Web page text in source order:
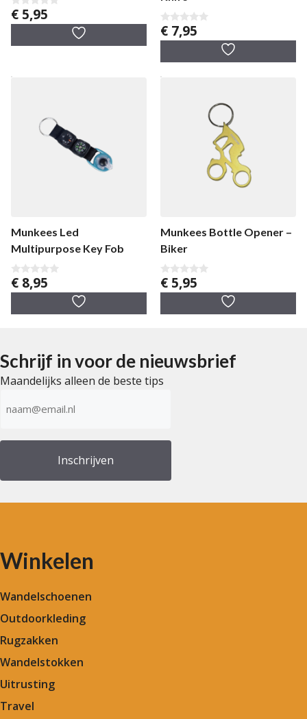
0
v
5
€ 5,95
0
v
5
€ 7,95
Munkees Led
Multipurpose Key Fob
0
v
5
€ 8,95
Munkees Bottle Opener –
Biker
0
v
5
€ 5,95
Schrijf in voor de nieuwsbrief
Maandelijks alleen de beste tips
mailadres
Winkelen
Wandelschoenen
Outdoorkleding
Rugzakken
Wandelstokken
Uitrusting
Travel